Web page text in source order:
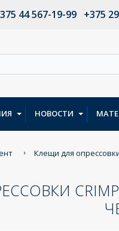
44 567-19-99 +375
НОВОСТИ
Клещи для